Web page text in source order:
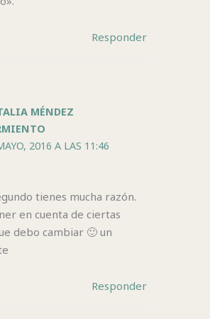
Responder
MÉNDEZ
2016 A LAS 11:46
tienes mucha razón.
en cuenta de ciertas
debo cambiar 🙂 un
Responder